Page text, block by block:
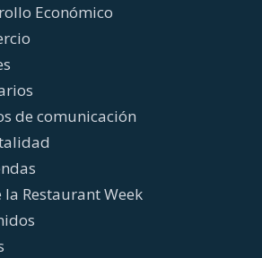
Económico
de comunicación
Restaurant Week